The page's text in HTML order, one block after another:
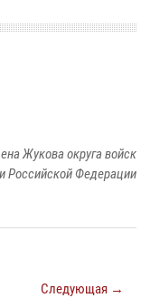
Жукова округа войск
Российской Федерации
Следующая →